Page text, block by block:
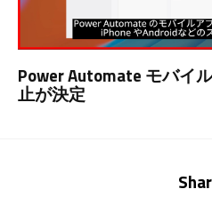
Power Automate モバイ
止が決定